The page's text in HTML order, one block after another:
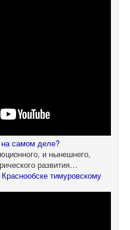
самом деле?
и нынешнего,
развития…
тимуровскому